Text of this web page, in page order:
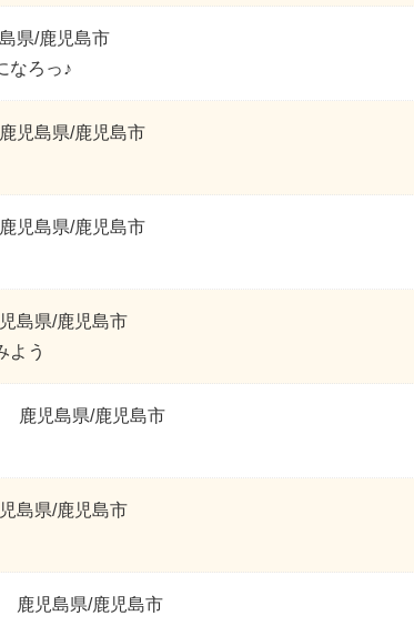
県/鹿児島市
なろっ♪
鹿児島県/鹿児島市
鹿児島県/鹿児島市
島県/鹿児島市
よう
鹿児島県/鹿児島市
島県/鹿児島市
鹿児島県/鹿児島市